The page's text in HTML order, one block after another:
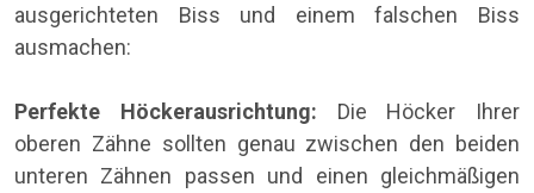
ausgerichteten Biss und einem falschen Biss
ausmachen:
Perfekte Höckerausrichtung: Die Höcker Ihrer
oberen Zähne sollten genau zwischen den beiden
unteren Zähnen passen und einen gleichmäßigen